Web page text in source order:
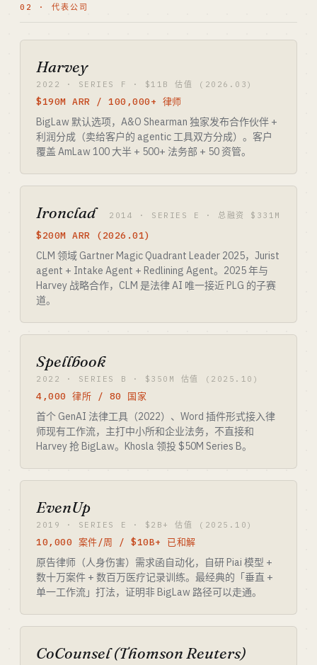
02 · 代表公司
Harvey
2022 · SERIES F · $11B 估值 (2026.03)
$190M ARR / 100,000+ 律师
BigLaw 默认选项，A&O Shearman 独家发布合作伙伴 +
利润分成（卖给客户的 agentic 工具双方分成）。客户
覆盖 AmLaw 100 大半 + 500+ 法务部 + 50 资管。
Ironclad 2014 · SERIES E · 总融资 $331M
$200M ARR (2026.01)
CLM 领域 Gartner Magic Quadrant Leader 2025，Jurist
agent + Intake Agent + Redlining Agent。2025 年与
Harvey 战略合作，CLM 是法律 AI 唯一接近 PLG 的子赛
道。
Spellbook
2022 · SERIES B · $350M 估值 (2025.10)
4,000 律所 / 80 国家
首个 GenAI 法律工具（2022）、Word 插件形式接入律
师现有工作流，主打中小所和企业法务，不直接和
Harvey 抢 BigLaw。Khosla 领投 $50M Series B。
EvenUp
2019 · SERIES E · $2B+ 估值 (2025.10)
10,000 案件/周 / $10B+ 已和解
原告律师（人身伤害）需求函自动化，自研 Piai 模型 +
数十万案件 + 数百万医疗记录训练。最经典的「垂直 +
单一工作流」打法，证明非 BigLaw 路径可以走通。
CoCounsel (Thomson Reuters)